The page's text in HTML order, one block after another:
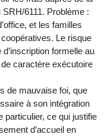
6111. Problème :
et les familles
Le risque
d’inscription formelle au
caractère exécutoire
de mauvaise foi, que
à son intégration
particulier, ce qui justifie
d’accueil en